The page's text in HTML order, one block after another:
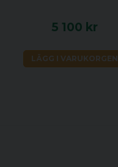
5 100 kr
LÄGG I VARUKORGEN